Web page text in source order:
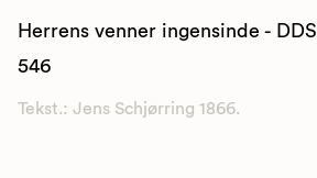
Herrens venner ingensinde - DDS
546
Tekst.: Jens Schjørring 1866.